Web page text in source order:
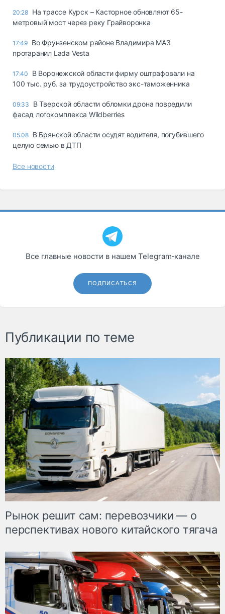
20:28 На трассе Курск – Касторное обновляют 65-
метровый мост через реку Грайворонка
17:49 Во Фрунзенском районе Владимира МАЗ
протаранил Lada Vesta
17:40
В Воронежской области фирму оштрафовали на
100 тыс. руб. за трудоустройство экс-таможенника
09:33
В Тверской области обломки дрона повредили
фасад логокомплекса Wildberries
05.08 В Брянской области осудят водителя, погубившего
целую семью в ДТП
Все новости
Все главные новости в нашем Telegram‑канале
ПОДПИСАТЬСЯ
Публикации по теме
Рынок решит сам: перевозчики — о
перспективах нового китайского тягача